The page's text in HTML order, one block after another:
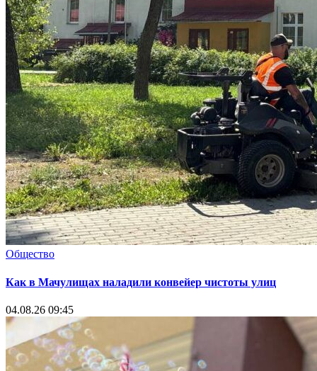
Общество
Как в Мачулищах наладили конвейер чистоты улиц
04.08.26 09:45